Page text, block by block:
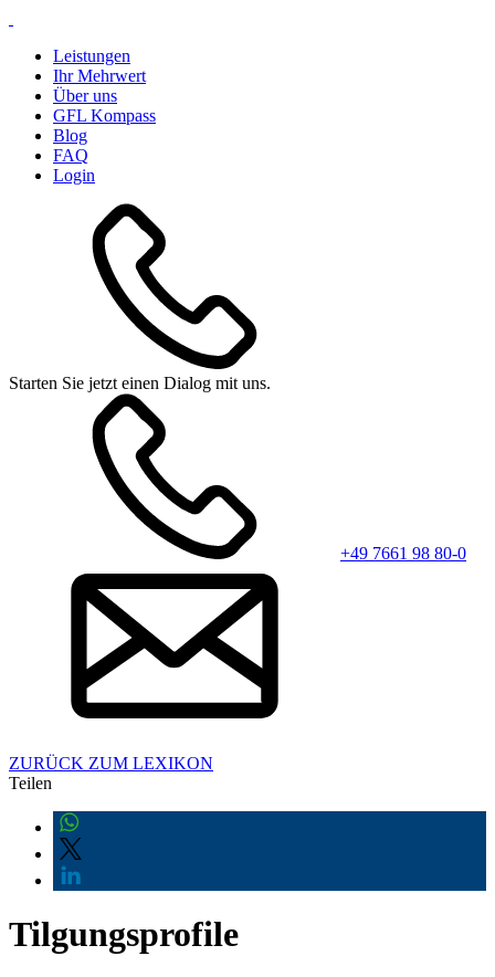
Leistungen
Ihr Mehrwert
Über uns
GFL Kompass
Blog
FAQ
Login
Starten Sie jetzt einen Dialog mit uns.
+49 7661 98 80-0
ZURÜCK ZUM LEXIKON
Teilen
Tilgungsprofile